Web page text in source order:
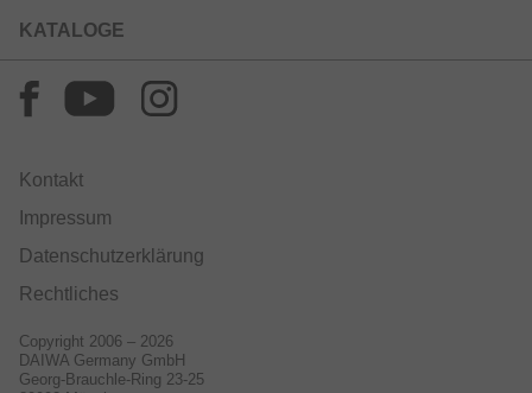
KATALOGE
Kontakt
Impressum
Datenschutzerklärung
Rechtliches
Copyright 2006 – 2026
DAIWA Germany GmbH
Georg-Brauchle-Ring 23-25